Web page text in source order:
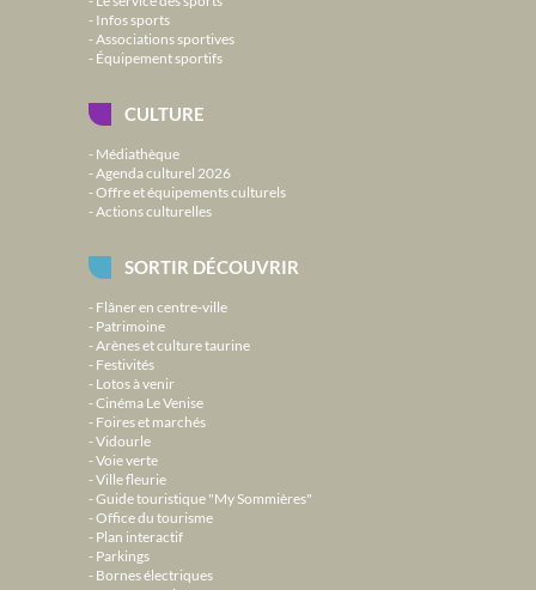
Infos sports
Associations sportives
Équipement sportifs
CULTURE
Médiathèque
Agenda culturel 2026
Offre et équipements culturels
Actions culturelles
SORTIR DÉCOUVRIR
Flâner en centre-ville
Patrimoine
Arènes et culture taurine
Festivités
Lotos à venir
Cinéma Le Venise
Foires et marchés
Vidourle
Voie verte
Ville fleurie
Guide touristique "My Sommières"
Office du tourisme
Plan interactif
Parkings
Bornes électriques